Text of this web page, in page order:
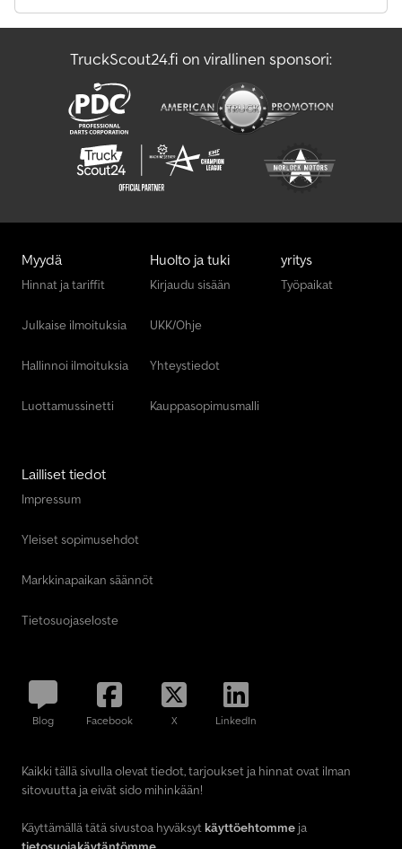
TruckScout24.fi on virallinen sponsori:
Myydä
Hinnat ja tariffit
Julkaise ilmoituksia
Hallinnoi ilmoituksia
Luottamussinetti
Huolto ja tuki
Kirjaudu sisään
UKK/Ohje
Yhteystiedot
Kauppasopimusmalli
yritys
Työpaikat
Lailliset tiedot
Impressum
Yleiset sopimusehdot
Markkinapaikan säännöt
Tietosuojaseloste
Blog Facebook X LinkedIn
Kaikki tällä sivulla olevat tiedot, tarjoukset ja hinnat ovat ilman
sitovuutta ja eivät sido mihinkään!
Käyttämällä tätä sivustoa hyväksyt käyttöehtomme ja